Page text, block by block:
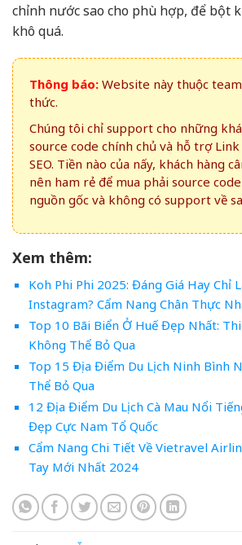
chỉnh nước sao cho phù hợp, để bột
khô quá.
Thông báo: Website này thuộc
thức.
Chúng tôi chỉ support cho những
source code chính chủ và hỗ trợ
SEO. Tiền nào của nấy, khách hàng
nên ham rẻ để mua phải source
nguồn gốc và không có support về
Xem thêm:
Koh Phi Phi 2025: Đáng Giá Hay Chỉ
Instagram? Cẩm Nang Chân Thực
Top 10 Bãi Biển Ở Huế Đẹp Nhất:
Không Thể Bỏ Qua
Top 15 Địa Điểm Du Lịch Ninh Bình
Thể Bỏ Qua
12 Địa Điểm Du Lịch Cà Mau Nổi
Đẹp Cực Nam Tổ Quốc
Cẩm Nang Chi Tiết Về Vietravel
Tay Mới Nhất 2024